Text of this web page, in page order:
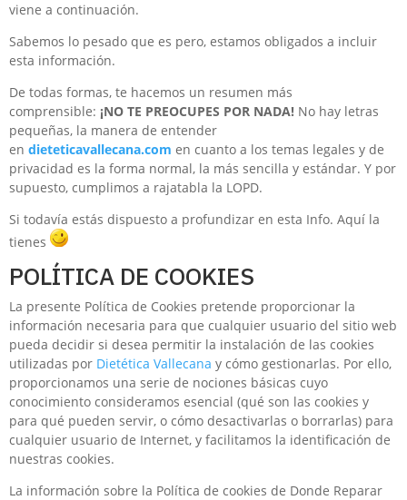
viene a continuación.
Sabemos lo pesado que es pero, estamos obligados a incluir
esta información.
De todas formas, te hacemos un resumen más
comprensible: ¡NO TE PREOCUPES POR NADA! No hay letras
pequeñas, la manera de entender
en dieteticavallecana.com en cuanto a los temas legales y de
privacidad es la forma normal, la más sencilla y estándar. Y por
supuesto, cumplimos a rajatabla la LOPD.
Si todavía estás dispuesto a profundizar en esta Info. Aquí la
tienes
POLÍTICA DE COOKIES
La presente Política de Cookies pretende proporcionar la
información necesaria para que cualquier usuario del sitio web
pueda decidir si desea permitir la instalación de las cookies
utilizadas por Dietética Vallecana y cómo gestionarlas. Por ello,
proporcionamos una serie de nociones básicas cuyo
conocimiento consideramos esencial (qué son las cookies y
para qué pueden servir, o cómo desactivarlas o borrarlas) para
cualquier usuario de Internet, y facilitamos la identificación de
nuestras cookies.
La información sobre la Política de cookies de Donde Reparar